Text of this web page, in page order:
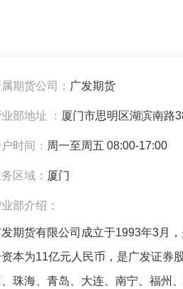
期货公司： 广发期货
部地址 ： 厦门市思明区湖滨南路
时间： 周一至周五 08:00-17:00
区域： 厦门
部介绍：
发期货有限公司成立于1993年3月
资本为11亿元人民币，是广发证券
珠海、青岛、大连、南宁、福州